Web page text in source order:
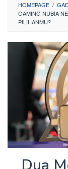
HOMEPAGE /
GAMING NUBIA
PILIHANMU?